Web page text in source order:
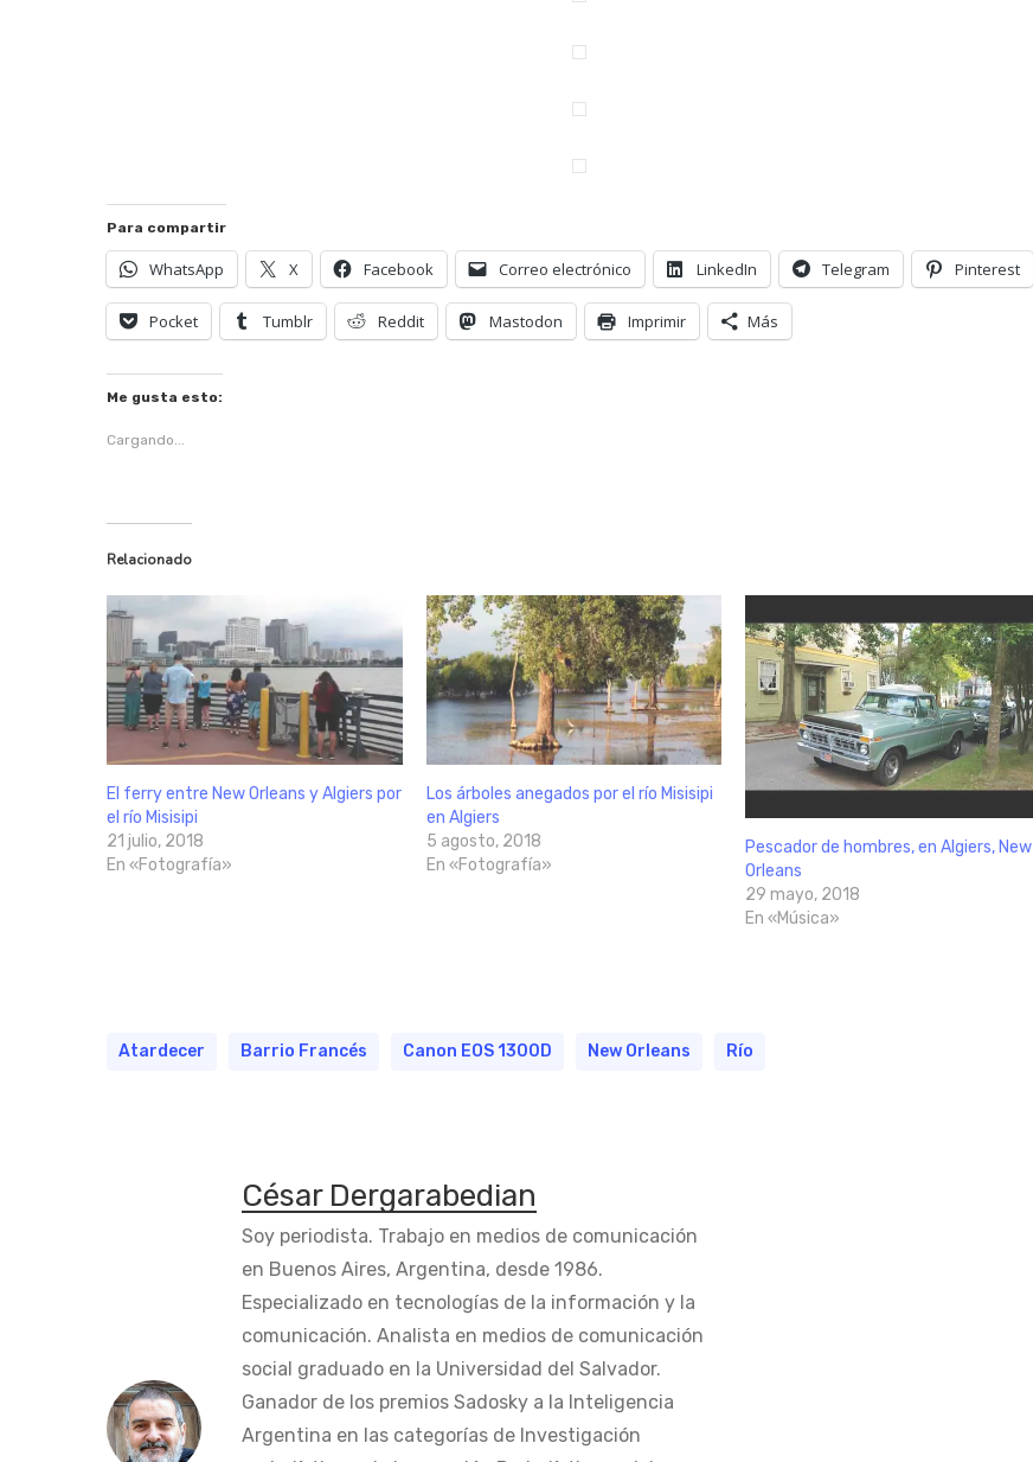
Para compartir
WhatsApp X Facebook Correo electrónico LinkedIn Telegram Pinterest
Pocket Tumblr Reddit Mastodon Imprimir Más
Me gusta esto:
Cargando...
Relacionado
El ferry entre New Orleans y Algiers por
el río Misisipi
21 julio, 2018
En «Fotografía»
Los árboles anegados por el río Misisipi
en Algiers
5 agosto, 2018
En «Fotografía»
Pescador de hombres, en Algiers, New
Orleans
29 mayo, 2018
En «Música»
Atardecer Barrio Francés Canon EOS 1300D New Orleans Río
César Dergarabedian
Soy periodista. Trabajo en medios de comunicación
en Buenos Aires, Argentina, desde 1986.
Especializado en tecnologías de la información y la
comunicación. Analista en medios de comunicación
social graduado en la Universidad del Salvador.
Ganador de los premios Sadosky a la Inteligencia
Argentina en las categorías de Investigación